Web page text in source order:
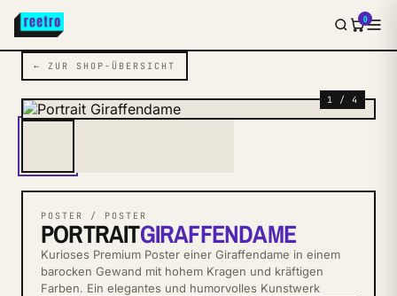
0
← ZUR SHOP-ÜBERSICHT
1 / 4
POSTER / POSTER
PORTRAITGIRAFFENDAME
Kurioses Premium Poster einer Giraffendame in einem
barocken Gewand mit hohem Kragen und kräftigen
Farben. Ein elegantes und humorvolles Kunstwerk